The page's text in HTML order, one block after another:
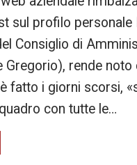
sul profilo personale
Consiglio di
Gregorio), rende noto
fatto i giorni scorsi,
con tutte le…